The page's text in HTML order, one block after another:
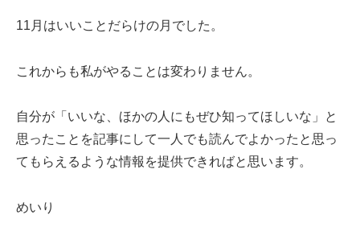
11月はいいことだらけの月でした。
これからも私がやることは変わりません。
自分が「いいな、ほかの人にもぜひ知ってほしいな」と
思ったことを記事にして一人でも読んでよかったと思っ
てもらえるような情報を提供できればと思います。
めいり